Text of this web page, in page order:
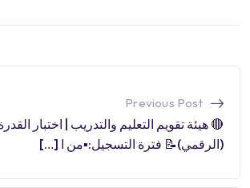
Previous Post
🔴 هيئة تقويم التعليم والتدريب | اختبار
(الرقمي)📝 فترة التسجيل:▪️من ا […]